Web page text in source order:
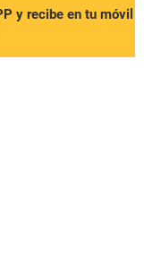
y recibe en tu móvil